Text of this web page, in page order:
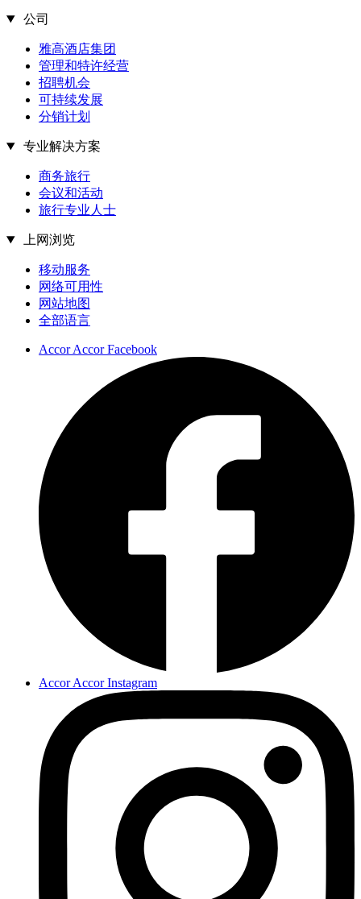
公司
雅高酒店集团
管理和特许经营
招聘机会
可持续发展
分销计划
专业解决方案
商务旅行
会议和活动
旅行专业人士
上网浏览
移动服务
网络可用性
网站地图
全部语言
Accor Accor Facebook
Accor Accor Instagram